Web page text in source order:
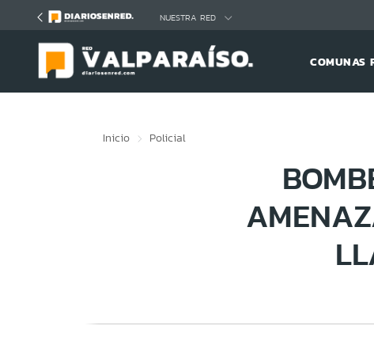
NUESTRA RED
COMUNAS
Inicio Policial